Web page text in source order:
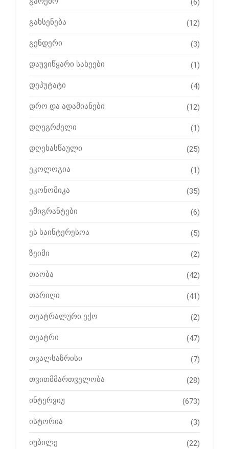
(6)
გახსენება (12)
გენდერი (3)
დაუვიწყარი სახეები (1)
დეპუტატი (4)
დრო და ადამიანები (12)
დღეგრძელი (1)
დღესასწაული (25)
ეკოლოგია (1)
ეკონომიკა (35)
ემიგრანტები (6)
ეს საინტერესოა (5)
ზეიმი (2)
თაობა (42)
თარიღი (41)
თეატრალური ექო (2)
თეატრი (47)
თვალსაზრისი (7)
თვითმმართველობა (28)
ინტერვიუ (673)
ისტორია (3)
იუბილე (22)